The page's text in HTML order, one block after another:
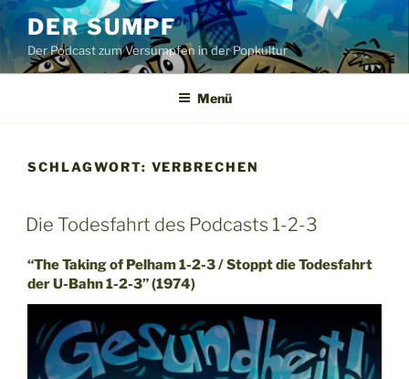
Zum
Inhalt
springen
DER SUMPF
Der Podcast zum Versumpfen in der Popkultur
Menü
SCHLAGWORT: VERBRECHEN
Die Todesfahrt des Podcasts 1-2-3
“The Taking of Pelham 1-2-3 / Stoppt die Todesfahrt
der U-Bahn 1-2-3” (1974)